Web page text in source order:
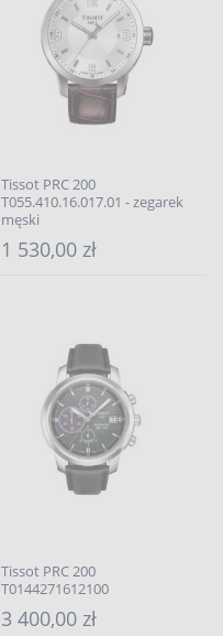
Tissot PRC 200
T055.410.16.017.01 - zegarek
męski
1 530,00 zł
Tissot PRC 200
T0144271612100
3 400,00 zł